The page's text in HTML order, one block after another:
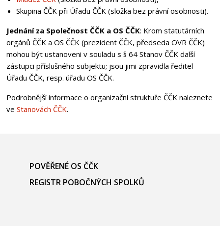
Skupina ČČK při Úřadu ČČK (složka bez právní osobnosti).
Jednání za Společnost ČČK a OS ČČK: Krom statutárních
orgánů ČČK a OS ČČK (prezident ČČK, předseda OVR ČČK)
mohou být ustanoveni v souladu s § 64 Stanov ČČK další
zástupci příslušného subjektu; jsou jimi zpravidla ředitel
Úřadu ČČK, resp. úřadu OS ČČK.
Podrobnější informace o organizační struktuře ČČK naleznete
ve Stanovách ČČK.
POVĚŘENÉ OS ČČK
REGISTR POBOČNÝCH SPOLKŮ